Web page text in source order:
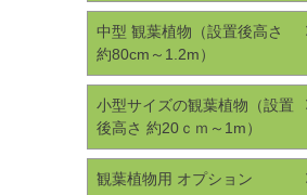
中型 観葉植物（設置後高さ
約80cm～1.2m）
小型サイズの観葉植物（設置
後高さ 約20ｃｍ～1m）
観葉植物用 オプション